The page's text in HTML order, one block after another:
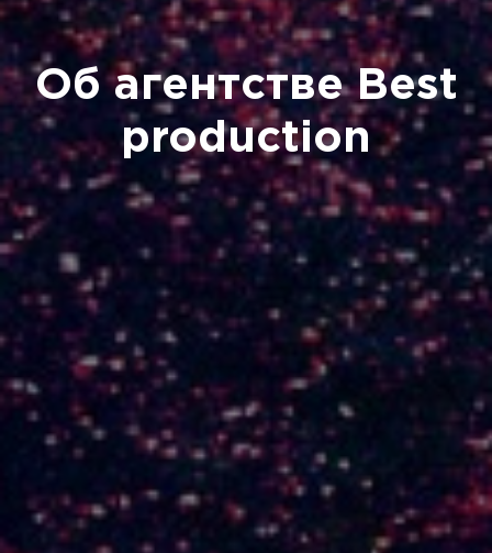
info@rabestpro.ru
+7 (495) 971-29-91
Об агентстве Best
production